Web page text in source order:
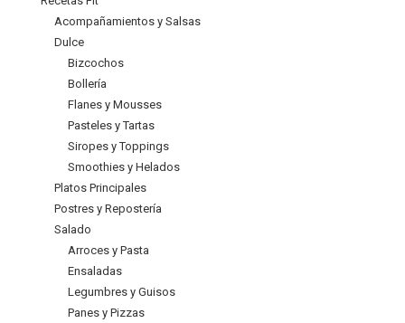
Acompañamientos y Salsas
Dulce
Bizcochos
Bollería
Flanes y Mousses
Pasteles y Tartas
Siropes y Toppings
Smoothies y Helados
Platos Principales
Postres y Repostería
Salado
Arroces y Pasta
Ensaladas
Legumbres y Guisos
Panes y Pizzas